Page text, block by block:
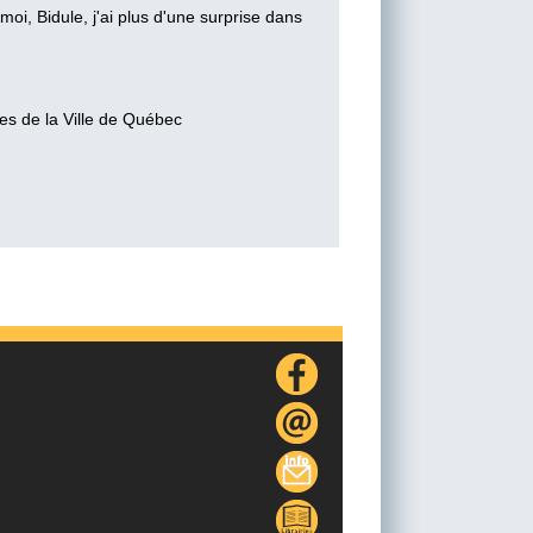
Bidule, j'ai plus d'une surprise dans
de la Ville de Québec